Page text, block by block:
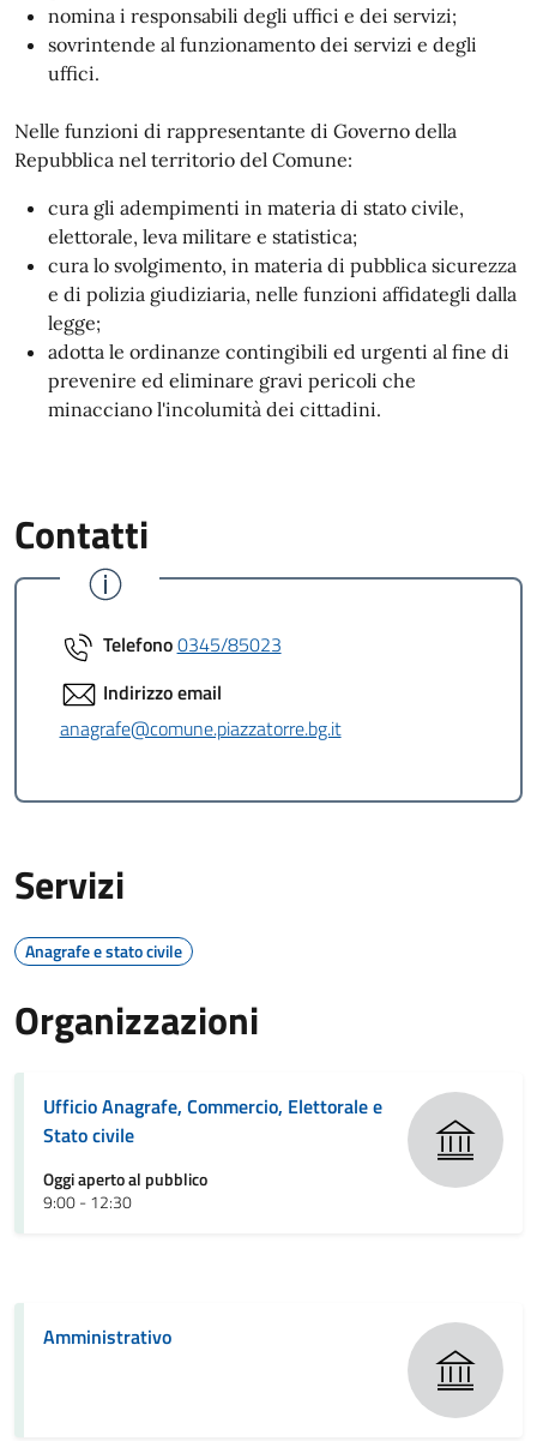
nomina i responsabili degli uffici e dei servizi;
sovrintende al funzionamento dei servizi e degli
uffici.
Nelle funzioni di rappresentante di Governo della
Repubblica nel territorio del Comune:
cura gli adempimenti in materia di stato civile,
elettorale, leva militare e statistica;
cura lo svolgimento, in materia di pubblica sicurezza
e di polizia giudiziaria, nelle funzioni affidategli dalla
legge;
adotta le ordinanze contingibili ed urgenti al fine di
prevenire ed eliminare gravi pericoli che
minacciano l'incolumità dei cittadini.
Contatti
Telefono0345/85023
Indirizzo email
anagrafe@comune.piazzatorre.bg.it
Servizi
Anagrafe e stato civile
Organizzazioni
Ufficio Anagrafe, Commercio, Elettorale e
Stato civile
Oggi aperto al pubblico
9:00 - 12:30
Amministrativo